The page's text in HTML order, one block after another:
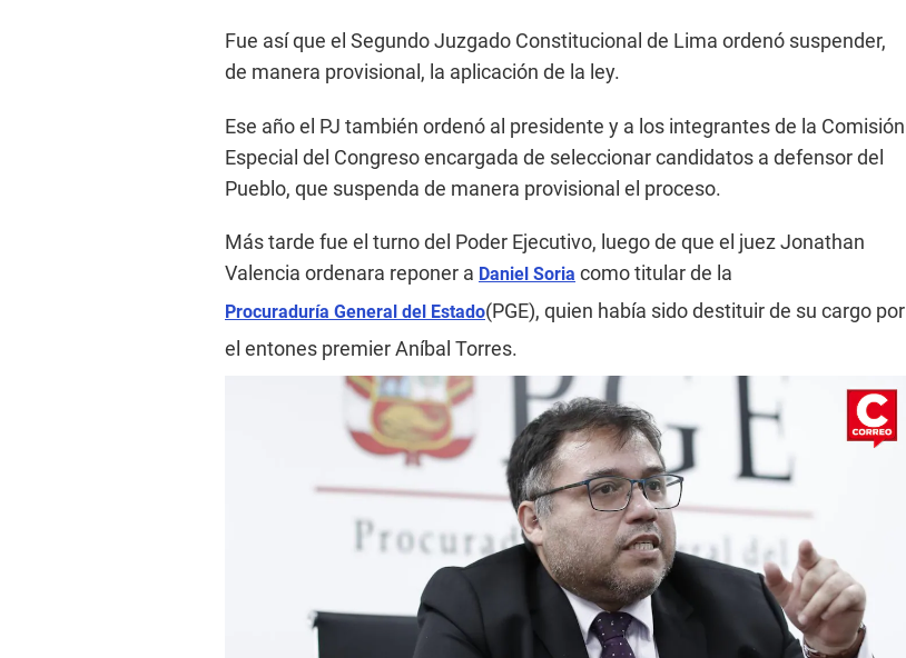
Fue así que el Segundo Juzgado Constitucional de Lima ordenó suspender,
de manera provisional, la aplicación de la ley.
Ese año el PJ también ordenó al presidente y a los integrantes de la Comisión
Especial del Congreso encargada de seleccionar candidatos a defensor del
Pueblo, que suspenda de manera provisional el proceso.
Más tarde fue el turno del Poder Ejecutivo, luego de que el juez Jonathan
Valencia ordenara reponer a Daniel Soria como titular de la
Procuraduría General del Estado(PGE), quien había sido destituir de su cargo por
el entones premier Aníbal Torres.